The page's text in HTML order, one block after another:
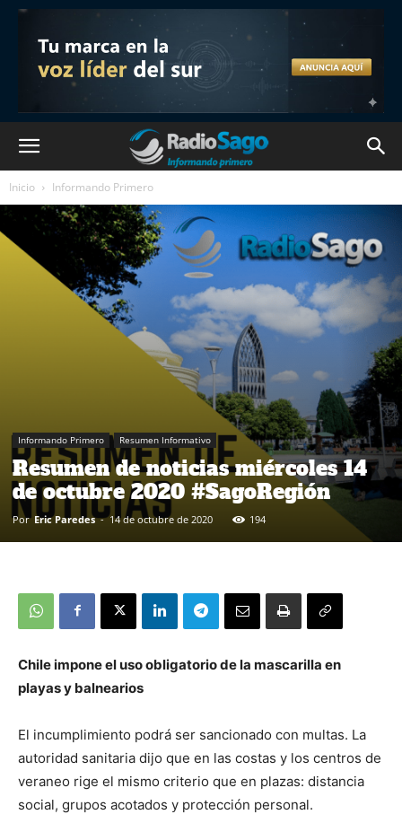
Inicio Informando Primero
Informando Primero Resumen Informativo
Resumen de noticias miércoles 14
de octubre 2020 #SagoRegión
Por Eric Paredes - 14 de octubre de 2020 194
Chile impone el uso obligatorio de la mascarilla en
playas y balnearios
El incumplimiento podrá ser sancionado con multas. La
autoridad sanitaria dijo que en las costas y los centros de
veraneo rige el mismo criterio que en plazas: distancia
social, grupos acotados y protección personal.